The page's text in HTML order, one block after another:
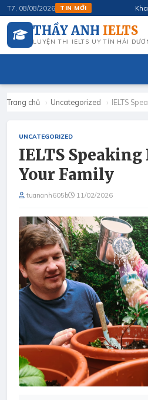
T7, 08/08/2026 TIN MỚI Khai
THẦY ANH IELTS
LUYỆN THI IELTS UY TÍN HẢI
Trang chủ › Uncategorized › IELTS
UNCATEGORIZED
IELTS Speaking
Your Family
tuananh605b 11/02/2026